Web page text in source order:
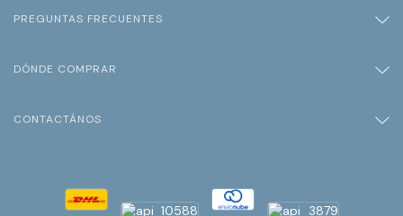
PREGUNTAS FRECUENTES
DÓNDE COMPRAR
CONTACTÁNOS